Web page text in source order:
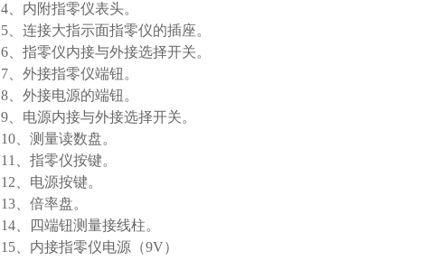
4、内附指零仪表头。
5、连接大指示面指零仪的插座。
6、指零仪内接与外接选择开关。
7、外接指零仪端钮。
8、外接电源的端钮。
9、电源内接与外接选择开关。
10、测量读数盘。
11、指零仪按键。
12、电源按键。
13、倍率盘。
14、四端钮测量接线柱。
15、内接指零仪电源（9V）